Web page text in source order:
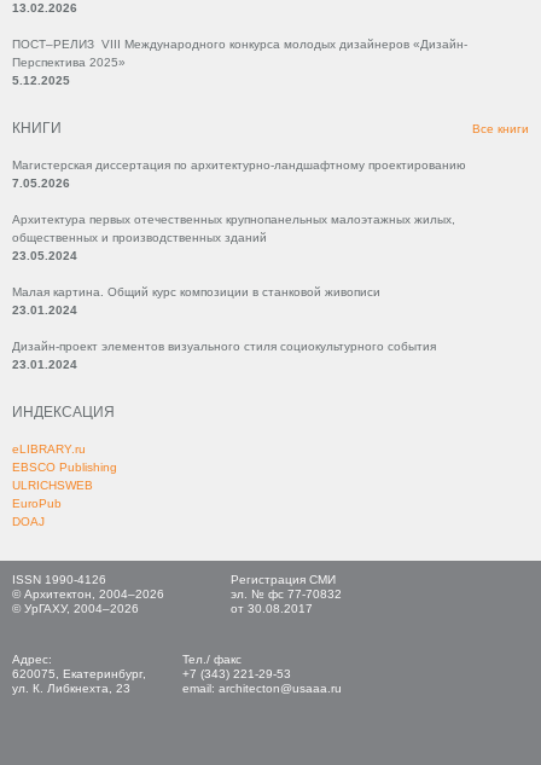
13.02.2026
ПОСТ–РЕЛИЗ VIII Международного конкурса молодых дизайнеров «Дизайн-
Перспектива 2025»
5.12.2025
КНИГИ Все книги
Магистерская диссертация по архитектурно-ландшафтному проектированию
7.05.2026
Архитектура первых отечественных крупнопанельных малоэтажных жилых,
общественных и производственных зданий
23.05.2024
Малая картина. Общий курс композиции в станковой живописи
23.01.2024
Дизайн-проект элементов визуального стиля социокультурного события
23.01.2024
ИНДЕКСАЦИЯ
eLIBRARY.ru
EBSCO Publishing
ULRICHSWEB
EuroPub
DOAJ
ISSN 1990-4126
© Архитектон, 2004–2026
© УрГАХУ, 2004–2026
Регистрация СМИ
эл. № фс 77-70832
от 30.08.2017
Адрес:
620075, Екатеринбург,
ул. К. Либкнехта, 23
Тел./ факс
+7 (343) 221-29-53
email: architecton@usaaa.ru